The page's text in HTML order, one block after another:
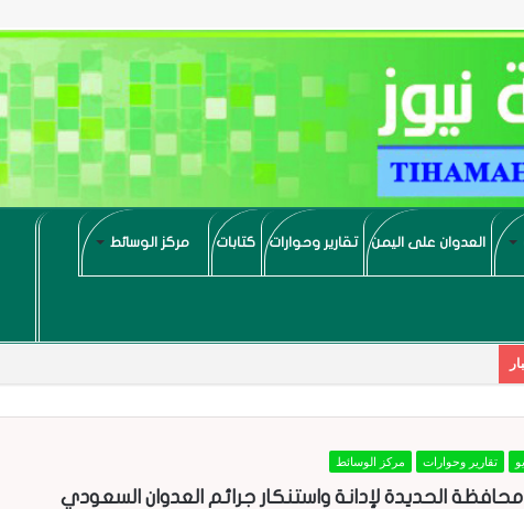
العدوان على اليمن تقارير وحوارات كتابات مركز الوسائط
تقارير وحوارات مركز الوسائط
الحديدة لإدانة واستنكار جرائم العدوان السعودي